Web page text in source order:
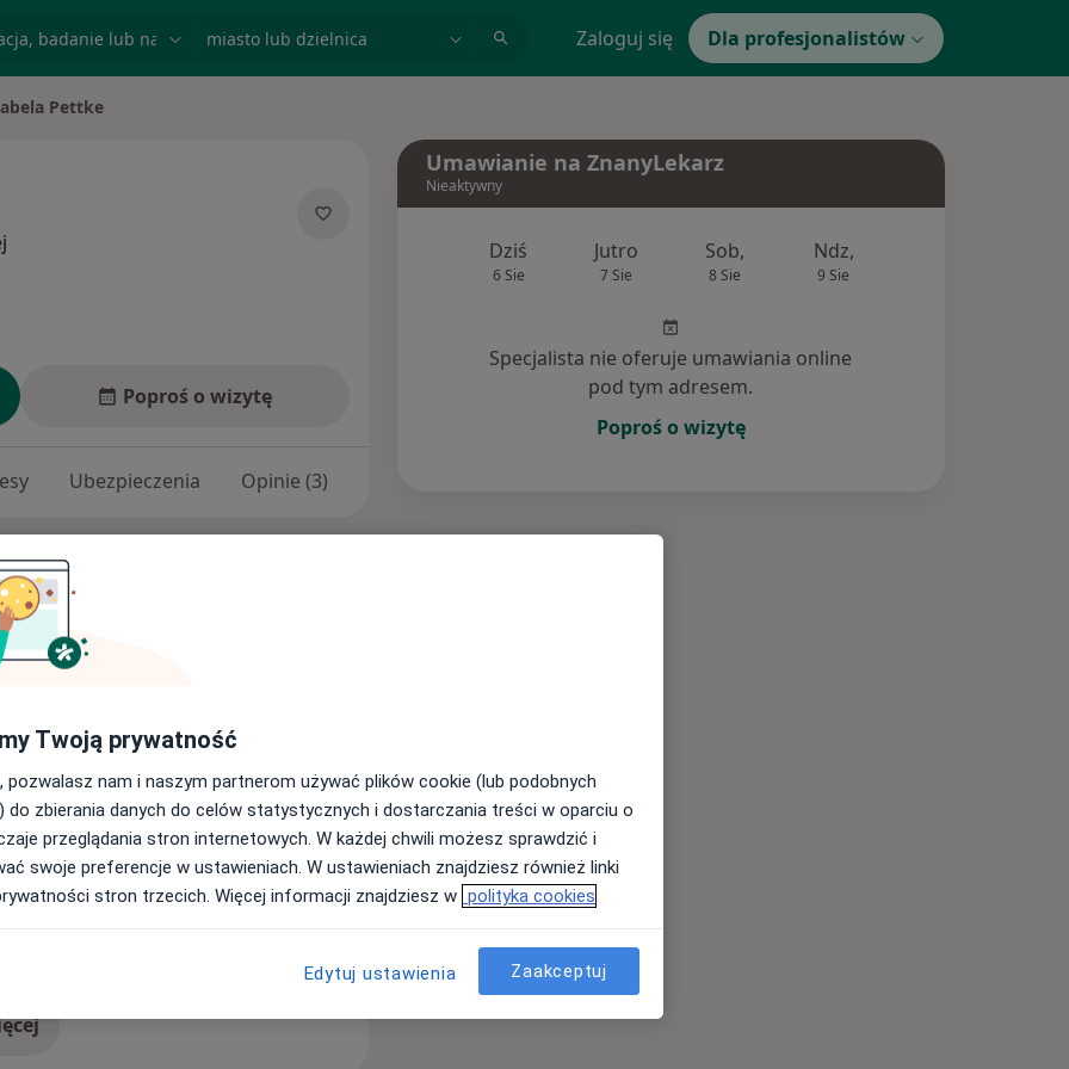
Zaloguj się Dla profesjonalistów
Pettke
Poproś o wizytę
Ubezpieczenia Opinie (3)
w gabinecie w Tczewie.
oraz w Poradni
Psychodynamicznej. W
towarzystwa. Swoją pracę
- 4,5. Jest to czas, w którym
zobaczyć jak czuje się w spotkaniu
się mierzy. Następnie dzielę się
osobowości pacjenta.
jest decyzja o
indywidualna.
międzyludzkich
Umawianie na ZnanyLekarz
Nieaktywny
Dziś
6 Sie
Jutro
7 Sie
Sob,
8 Sie
Ndz,
9 Sie
Specjalista nie oferuje umawiania online
pod tym adresem.
Poproś o wizytę
Twoją prywatność
pozwalasz nam i naszym partnerom używać plików cookie (lub podobnych
do zbierania danych do celów statystycznych i dostarczania treści w oparciu o
przeglądania stron internetowych. W każdej chwili możesz sprawdzić i
swoje preferencje w ustawieniach. W ustawieniach znajdziesz również linki
stron trzecich. Więcej informacji znajdziesz w polityka cookies
Edytuj ustawienia Zaakceptuj